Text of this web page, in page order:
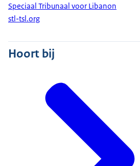
Speciaal Tribunaal voor Libanon
stl-tsl.org
Hoort bij